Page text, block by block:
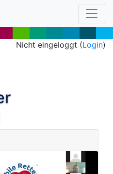
Nicht eingeloggt (Login)